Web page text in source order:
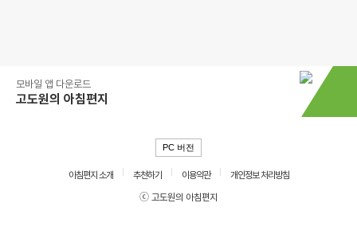
모바일 앱 다운로드
고도원의 아침편지
PC 버전
아침편지 소개 추천하기 이용약관
개인정보 처리방침
ⓒ 고도원의 아침편지